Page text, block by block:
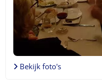
Bekijk foto's